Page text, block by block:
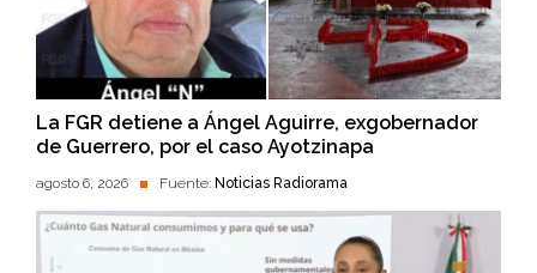
La FGR detiene a Ángel Aguirre, exgobernador
de Guerrero, por el caso Ayotzinapa
agosto 6, 2026 Fuente: Noticias Radiorama